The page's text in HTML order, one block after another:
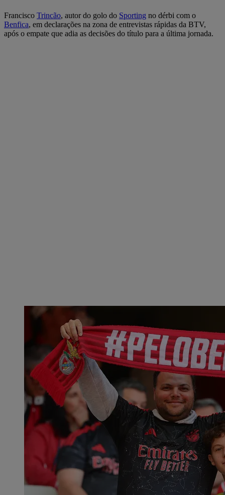
Francisco Trincão, autor do golo do Sporting no dérbi com o
Benfica, em declarações na zona de entrevistas rápidas da BTV,
após o empate que adia as decisões do título para a última jornada.